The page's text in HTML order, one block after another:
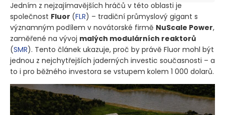
Jedním z nejzajímavějších hráčů v této oblasti je
společnost Fluor (FLR) – tradiční průmyslový gigant s
významným podílem v novátorské firmě NuScale Power,
zaměřené na vývoj malých modulárních reaktorů
(SMR). Tento článek ukazuje, proč by právě Fluor mohl být
jednou z nejchytřejších jaderných investic současnosti – a
to i pro běžného investora se vstupem kolem 1 000 dolarů.